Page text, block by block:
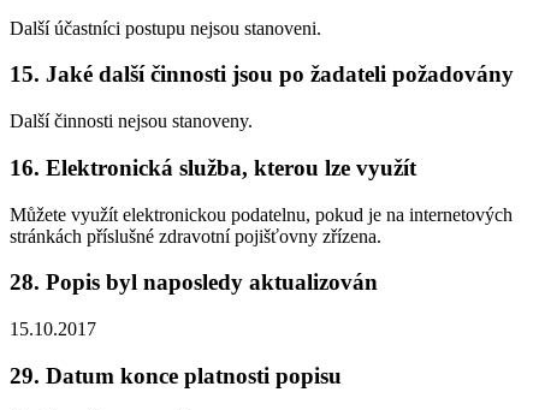
Další účastníci postupu nejsou stanoveni.
15. Jaké další činnosti jsou po žadateli požadovány
Další činnosti nejsou stanoveny.
16. Elektronická služba, kterou lze využít
Můžete využít elektronickou podatelnu, pokud je na internetových
stránkách příslušné zdravotní pojišťovny zřízena.
28. Popis byl naposledy aktualizován
15.10.2017
29. Datum konce platnosti popisu